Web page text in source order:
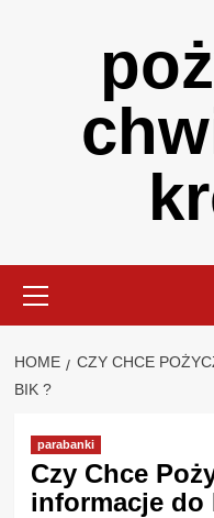
Menu
HOME
CZY CHCE
BIK ?
parabanki
Czy Chce
informacje do